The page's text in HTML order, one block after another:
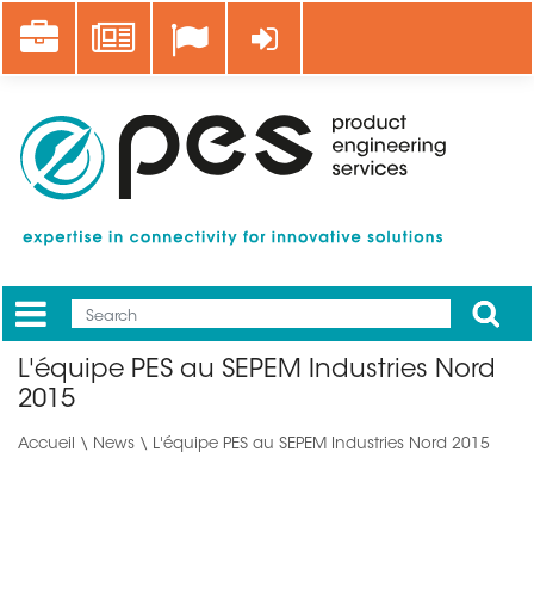
au
contenu
Career News Se connecter
Mobile
Main
menu
Apply
L'équipe PES au SEPEM Industries Nord
2015
Accueil \ News \ L'équipe PES au SEPEM Industries Nord 2015